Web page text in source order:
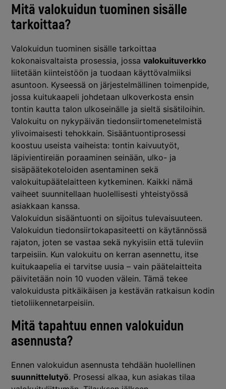
Mitä valokuidun tuominen sisälle
tarkoittaa?
Valokuidun tuominen sisälle tarkoittaa
kokonaisvaltaista prosessia, jossavalokuituverkko
liitetään kiinteistöön ja tuodaan käyttövalmiiksi
asuntoon. Kyseessä on järjestelmällinen toimenpide,
jossa kuitukaapeli johdetaan ulkoverkosta ensin
tontin kautta talon ulkoseinälle ja sieltä sisätiloihin.
Valokuitu on nykypäivän tiedonsiirtomenetelmistä
ylivoimaisesti tehokkain. Sisääntuontiprosessi
koostuu useista vaiheista: tontin kaivuutyöt,
läpivientireiän poraaminen seinään, ulko- ja
sisäpäätekoteloiden asentaminen sekä
valokuitupäätelaitteen kytkeminen. Kaikki nämä
vaiheet suunnitellaan huolellisesti yhteistyössä
asiakkaan kanssa.
Valokuidun sisääntuonti on sijoitus tulevaisuuteen.
Valokuidun tiedonsiirtokapasiteetti on käytännössä
rajaton, joten se vastaa sekä nykyisiin että tuleviin
tarpeisiin. Kun valokuitu on kerran asennettu, itse
kuitukaapelia ei tarvitse uusia – vain päätelaitteita
päivitetään noin 10 vuoden välein. Tämä tekee
valokuidusta pitkäikäisen ja kestävän ratkaisun kodin
tietoliikennetarpeisiin.
Mitä tapahtuu ennen valokuidun
asennusta?
Ennen valokuidun asennusta tehdään huolellinen
suunnittelutyö. Prosessi alkaa, kun asiakas tilaa